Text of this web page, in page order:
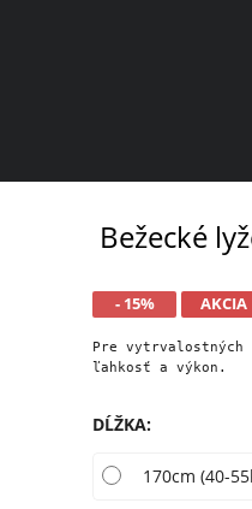
Bežecké
- 15% AKCIA
Pre
ľahkosť a výkon.
DĹŽKA:
170cm (40-